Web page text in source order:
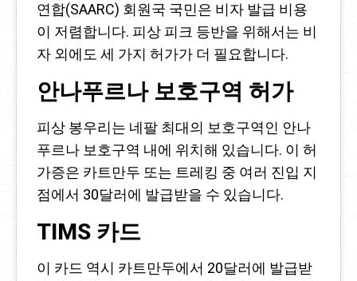
연합(SAARC) 회원국 국민은 비자 발급 비용
이 저렴합니다. 피상 피크 등반을 위해서는 비
자 외에도 세 가지 허가가 더 필요합니다.
안나푸르나 보호구역 허가
피상 봉우리는 네팔 최대의 보호구역인 안나
푸르나 보호구역 내에 위치해 있습니다. 이 허
가증은 카트만두 또는 트레킹 중 여러 진입 지
점에서 30달러에 발급받을 수 있습니다.
TIMS 카드
이 카드 역시 카트만두에서 20달러에 발급받